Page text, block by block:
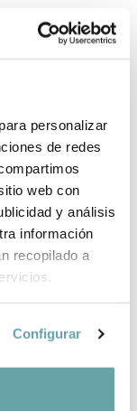
personalizar
de redes
web con
y análisis
información
recopilado a
Configurar